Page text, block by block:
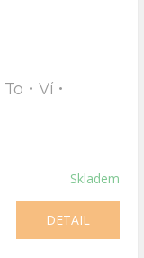
• Ví •
Skladem
DETAIL